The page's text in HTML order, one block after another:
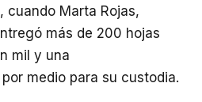
cuando Marta Rojas,
más de 200 hojas
mil y una
medio para su custodia.